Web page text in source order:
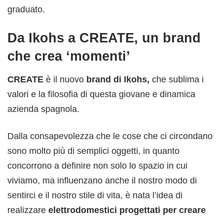
graduato.
Da Ikohs a CREATE, un brand
che crea ‘momenti’
CREATE è il nuovo brand di Ikohs, che sublima i
valori e la filosofia di questa giovane e dinamica
azienda spagnola.
Dalla consapevolezza che le cose che ci circondano
sono molto più di semplici oggetti, in quanto
concorrono a definire non solo lo spazio in cui
viviamo, ma influenzano anche il nostro modo di
sentirci e il nostro stile di vita, è nata l’idea di
realizzare elettrodomestici progettati per creare